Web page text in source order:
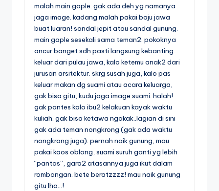
malah main gaple. gak ada deh yg namanya
jaga image. kadang malah pakai baju jawa
buat luaran! sandal jepit atau sandal gunung.
main gaple sesekali sama teman2. pokoknya
ancur banget.sdh pasti langsung kebanting
keluar dari pulau jawa, kalo ketemu anak2 dari
jurusan arsitektur. skrg susah juga, kalo pas
keluar makan dg suami atau acara keluarga,
gak bisa gitu, kudu jaga image suami. halah!
gak pantes kalo ibu2 kelakuan kayak waktu
kuliah. gak bisa ketawa ngakak..lagian di sini
gak ada teman nongkrong (gak ada waktu
nongkrong juga). pernah naik gunung, mau
pakai kaos oblong, suami suruh ganti yg lebih
“pantas”, gara2 atasannya juga ikut dalam
rombongan. bete beratzzzz! mau naik gunung
gitu lho…!